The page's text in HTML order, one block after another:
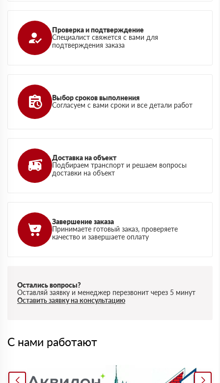
Проверка и подтверждение
Специалист свяжется с вами для
подтверждения заказа
Выбор сроков выполнения
Согласуем с вами сроки и все детали работ
Доставка на объект
Подбираем транспорт и решаем вопросы
доставки на объект
Завершение заказа
Принимаете готовый заказ, проверяете
качество и завершаете оплату
Остались вопросы?
Оставляй заявку и менеджер перезвонит через 5 минут
Оставить заявку на консультацию
С нами работают